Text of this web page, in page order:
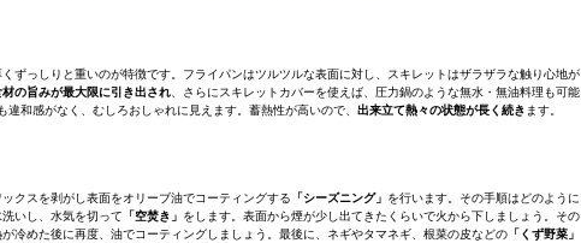
ずっしりと重いのが特徴です。フライパンはツルツルな表面に対し、スキレットはザラザラな触り心地が
の旨みが最大限に引き出され 、さらにスキレットカバーを使えば、圧力鍋のような無水・無油料理も可能
和感がなく、むしろおしゃれに見えます。蓄熱性が高いので、 出来立て熱々の状態が長く続き ます。
クスを剥がし表面をオリーブ油でコーティングする 「シーズニング」 を行います。その手順はどのように
いし、水気を切って 「空焚き」 をします。表面から煙が少し出てきたくらいで火から下しましょう。その
冷めた後に再度、油でコーティングしましょう。最後に、ネギやタマネギ、根菜の皮などの 「くず野菜」